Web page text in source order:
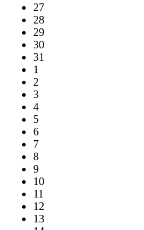
27
28
29
30
31
1
2
3
4
5
6
7
8
9
10
11
12
13